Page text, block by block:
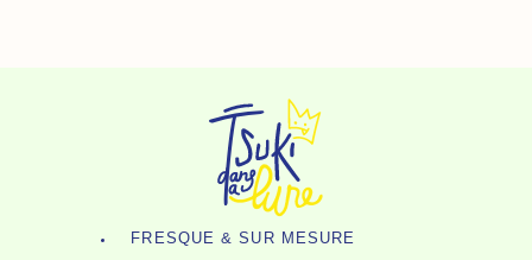
FRESQUE & SUR MESURE